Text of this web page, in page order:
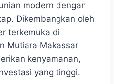
modern dengan
Dikembangkan oleh
terkemuka di
Mutiara Makassar
kenyamanan,
yang tinggi.